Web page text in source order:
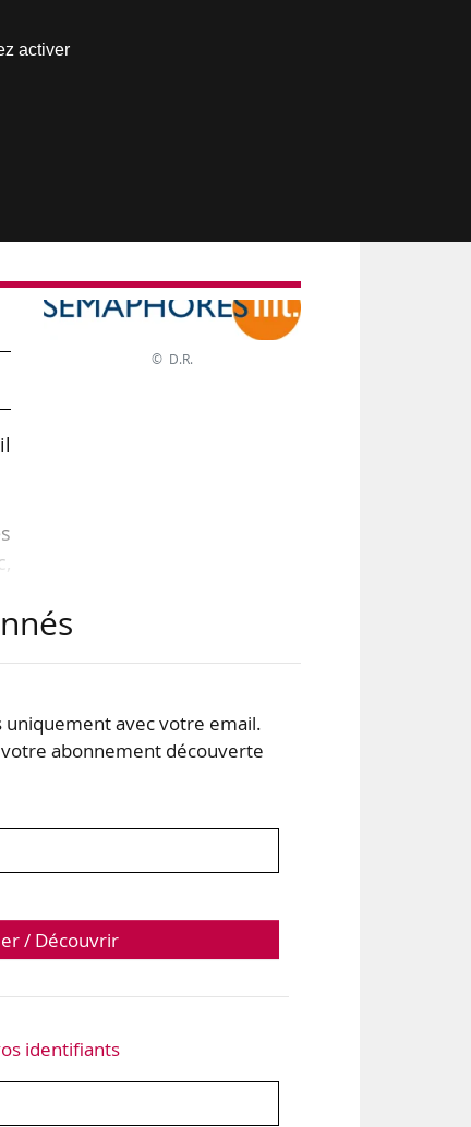
© D.R.
avec votre email.
abonnement découverte
/ Découvrir
identifiants
activer